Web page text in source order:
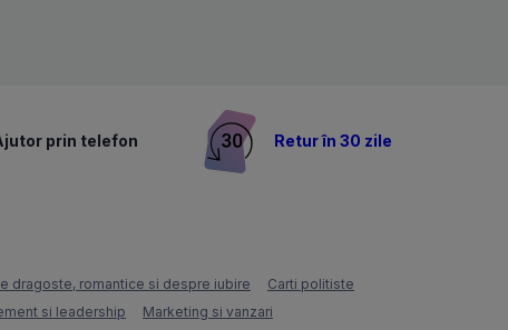
prin telefon Retur în 30 zile
dragoste, romantice si despre iubire
Carti politiste
si leadership
Marketing si vanzari